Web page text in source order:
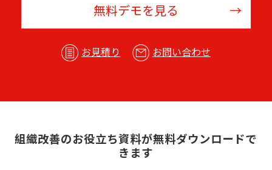
無料デモを見る
お見積り お問い合わせ
組織改善のお役立ち資料が無料ダウンロードで
きます